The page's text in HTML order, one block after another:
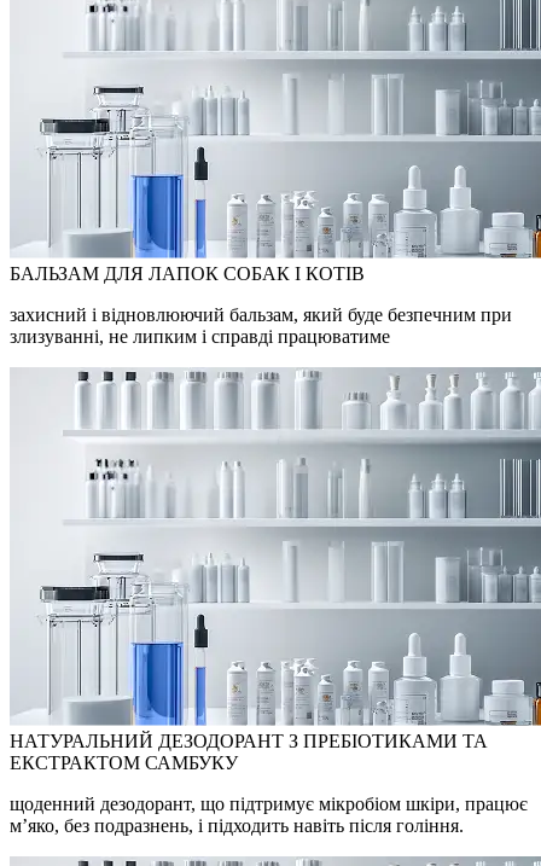
БАЛЬЗАМ ДЛЯ ЛАПОК СОБАК І КОТІВ
захисний і відновлюючий бальзам, який буде безпечним при
злизуванні, не липким і справді працюватиме
НАТУРАЛЬНИЙ ДЕЗОДОРАНТ З ПРЕБІОТИКАМИ ТА
ЕКСТРАКТОМ САМБУКУ
щоденний дезодорант, що підтримує мікробіом шкіри, працює
м’яко, без подразнень, і підходить навіть після гоління.